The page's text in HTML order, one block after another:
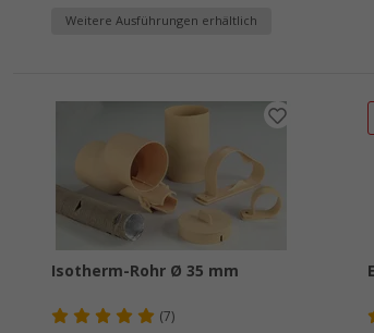
Weitere Ausführungen erhältlich
Isotherm-Rohr Ø 35 mm
(7)